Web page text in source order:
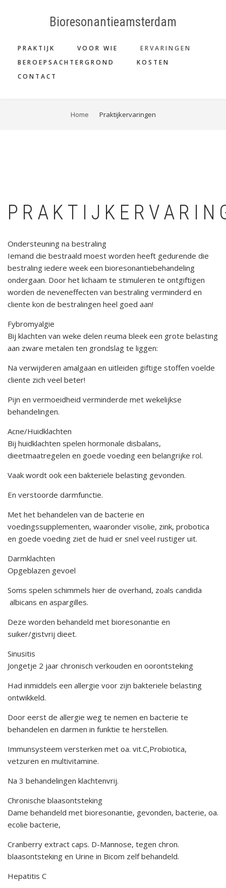
Bioresonantieamsterdam
NAVIGATION
PRAKTIJK VOOR WIE
ERVARINGEN
BEROEPSACHTERGROND
KOSTEN
CONTACT
BREADCRUMB
Home Praktijkervaringen
Ondersteuning na bestraling
Iemand die bestraald moest worden heeft gedurende die
bestraling iedere week een bioresonantiebehandeling
ondergaan. Door het lichaam te stimuleren te ontgiftigen
worden de neveneffecten van bestraling verminderd en
cliente kon de bestralingen heel goed aan!
Fybromyalgie
Bij klachten van weke delen reuma bleek een grote belasting
aan zware metalen ten grondslag te liggen:
Na verwijderen amalgaan en uitleiden giftige stoffen voelde
cliente zich veel beter!
Pijn en vermoeidheid verminderde met wekelijkse
behandelingen.
Acne/Huidklachten
Bij huidklachten spelen hormonale disbalans,
dieetmaatregelen en goede voeding een belangrijke rol.
Vaak wordt ook een bakteriele belasting gevonden.
En verstoorde darmfunctie.
Met het behandelen van de bacterie en
voedingssupplementen, waaronder visolie, zink, probotica
en goede voeding ziet de huid er snel veel rustiger uit.
Darmklachten
Opgeblazen gevoel
Soms spelen schimmels hier de overhand, zoals candida
albicans en aspargilles.
Deze worden behandeld met bioresonantie en
suiker/gistvrij dieet.
Sinusitis
Jongetje 2 jaar chronisch verkouden en oorontsteking
Had inmiddels een allergie voor zijn bakteriele belasting
ontwikkeld.
Door eerst de allergie weg te nemen en bacterie te
behandelen en darmen in funktie te herstellen.
Immunsysteem versterken met oa. vit.C,Probiotica,
vetzuren en multivitamine.
Na 3 behandelingen klachtenvrij.
Chronische blaasontsteking
Dame behandeld met bioresonantie, gevonden, bacterie, oa.
ecolie bacterie,
Cranberry extract caps. D-Mannose, tegen chron.
blaasontsteking en Urine in Bicom zelf behandeld.
Hepatitis C